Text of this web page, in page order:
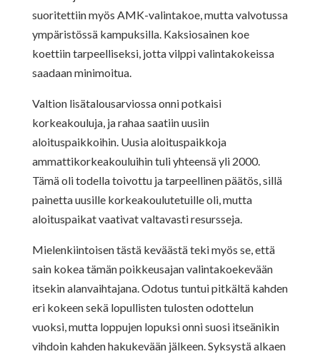
suoritettiin myös AMK-valintakoe, mutta valvotussa
ympäristössä kampuksilla. Kaksiosainen koe
koettiin tarpeelliseksi, jotta vilppi valintakokeissa
saadaan minimoitua.
Valtion lisätalousarviossa onni potkaisi
korkeakouluja, ja rahaa saatiin uusiin
aloituspaikkoihin. Uusia aloituspaikkoja
ammattikorkeakouluihin tuli yhteensä yli 2000.
Tämä oli todella toivottu ja tarpeellinen päätös, sillä
painetta uusille korkeakoulutetuille oli, mutta
aloituspaikat vaativat valtavasti resursseja.
Mielenkiintoisen tästä keväästä teki myös se, että
sain kokea tämän poikkeusajan valintakoekevään
itsekin alanvaihtajana. Odotus tuntui pitkältä kahden
eri kokeen sekä lopullisten tulosten odottelun
vuoksi, mutta loppujen lopuksi onni suosi itseänikin
vihdoin kahden hakukevään jälkeen. Syksystä alkaen